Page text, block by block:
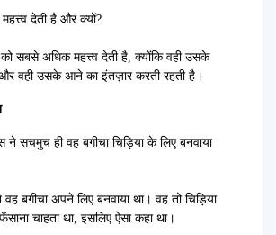
देती है और क्यों?
को सबसे अधिक महत्त्व देती है, क्योंकि वही उसके
और वही उसके आने का इंतज़ार करती रहती है।
ने सचमुच ही वह बगीचा चिड़िया के लिए बनवाया
वह बगीचा अपने लिए बनवाया था। वह तो चिड़िया
चाहता था, इसलिए ऐसा कहा था।